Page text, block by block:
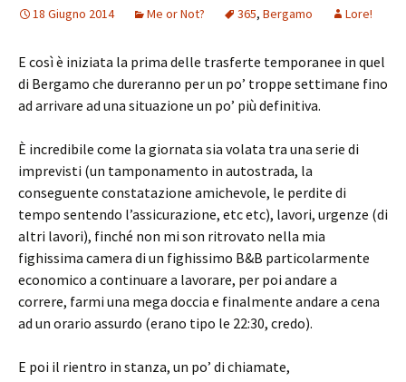
18 Giugno 2014 Me or Not? 365, Bergamo Lore!
E così è iniziata la prima delle trasferte temporanee in quel
di Bergamo che dureranno per un po’ troppe settimane fino
ad arrivare ad una situazione un po’ più definitiva.
È incredibile come la giornata sia volata tra una serie di
imprevisti (un tamponamento in autostrada, la
conseguente constatazione amichevole, le perdite di
tempo sentendo l’assicurazione, etc etc), lavori, urgenze (di
altri lavori), finché non mi son ritrovato nella mia
fighissima camera di un fighissimo B&B particolarmente
economico a continuare a lavorare, per poi andare a
correre, farmi una mega doccia e finalmente andare a cena
ad un orario assurdo (erano tipo le 22:30, credo).
E poi il rientro in stanza, un po’ di chiamate,